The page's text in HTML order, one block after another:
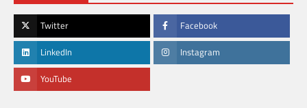
Twitter Facebook
LinkedIn Instagram
YouTube